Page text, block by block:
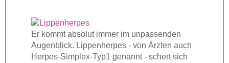
Er kommt absolut immer im unpassenden
Augenblick. Lippenherpes - von Ärzten auch
Herpes-Simplex-Typ1 genannt - schert sich